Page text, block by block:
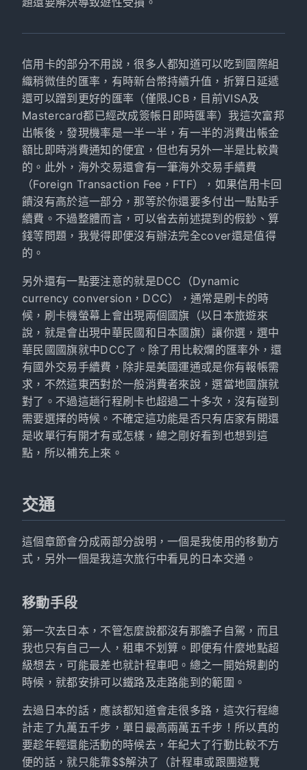
信用卡的部分不用說，很多人都知道可以吃到國際組
織稍微佳的匯率，有時新台幣持續升值，折算日延遞
還可以蹭到更好的匯率（僅限JCB，目前VISA及
Mastercard都已經改成簽帳日即時匯率）我這次富邦
出帳後，發現機率是一半一半，有一半的消費出帳金
額比即時消費通知的便宜，但也有另外一半是比較貴
的。此外，海外交易還會有一筆海外交易手續費
（Foreign Transaction Fee，FTF），如果信用卡回
饋沒有高於這一部分，那等於你還要多付出一點點手
續費。不過整體而言，可以省去前述提到的假鈔、算
錢等問題，我覺得即便沒有辦法完全cover還是值得
的。
另外還有一點要注意的就是DCC（Dynamic
currency conversion，DCC），通常是刷卡的時
候，刷卡機螢幕上會出現兩個國旗（以日本旅遊來
說，就是會出現中華民國和日本國旗）讓你選，選中
華民國國旗就中DCC了。除了用比較爛的匯率外，還
有國外交易手續費，除非是美國運通或是你有報帳需
求，不然這東西對於一般消費者來說，選當地國旗就
對了。不過這趟行程刷卡也超過二十多次，沒有碰到
需要選擇的時候。不確定這功能是否只有店家有開還
是收單行有開才有或怎樣，總之剛好看到也想到這
點，所以補充上來。
交通
這個章節會分成兩部分說明，一個是我使用的移動方
式，另外一個是我這次旅行中看見的日本交通。
移動手段
第一次去日本，不管怎麼說都沒有那膽子自駕，而且
我也只有自己一人，租車不划算。即便有什麼地點超
級想去，可能最差也就計程車吧。總之一開始規劃的
時候，就都安排可以鐵路及走路能到的範圍。
去過日本的話，應該都知道會走很多路，這次行程總
計走了九萬五千步，單日最高兩萬五千步！所以真的
要趁年輕還能活動的時候去，年紀大了行動比較不方
便的話，就只能靠$$解決了（計程車或跟團遊覽